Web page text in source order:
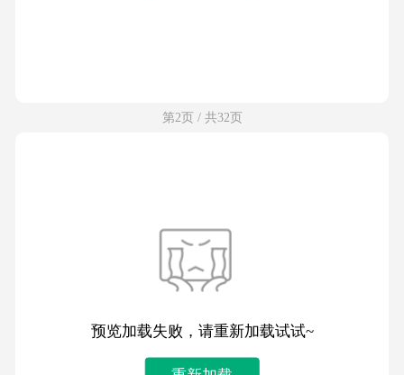
第2页 / 共32页
预览加载失败，请重新加载试试~